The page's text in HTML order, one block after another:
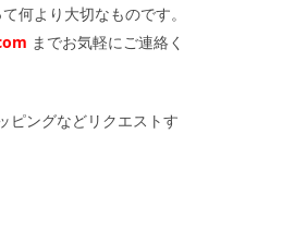
何より大切なものです。
までお気軽にご連絡く
ピングなどリクエストす